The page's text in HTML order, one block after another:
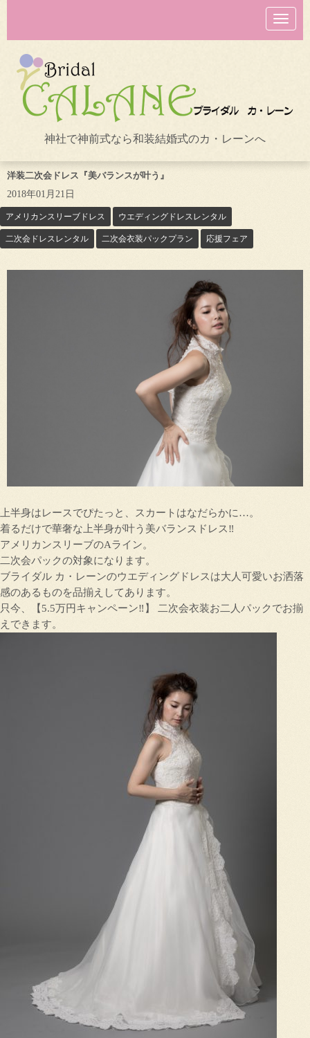
N
a
v
o
n
神社で神前式なら和装結婚式のカ・レーンへ
洋装二次会ドレス『美バランスが叶う』
2018年01月21日
アメリカンスリーブドレス ウエディングドレスレンタル
二次会ドレスレンタル 二次会衣装パックプラン 応援フェア
上半身はレースでぴたっと、スカートはなだらかに…。
着るだけで華奢な上半身が叶う美バランスドレス‼
アメリカンスリーブのAライン。
二次会パックの対象になります。
ブライダル カ・レーンのウエディングドレスは大人可愛いお洒落
感のあるものを品揃えしてあります。
只今、【5.5万円キャンペーン‼】 二次会衣装お二人パックでお揃
えできます。